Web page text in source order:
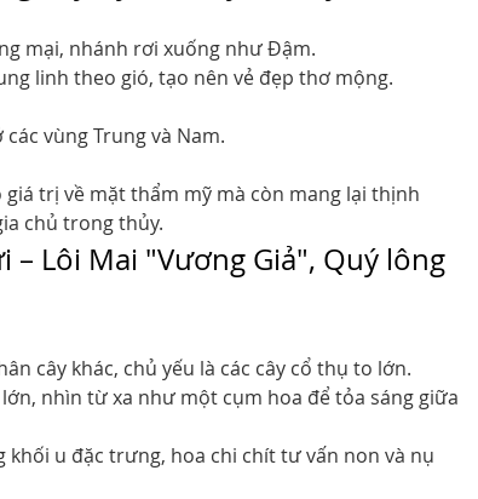
mại, nhánh rơi xuống như Đậm.
linh theo gió, tạo nên vẻ đẹp thơ mộng.
vùng Trung và Nam.
trị về mặt thẩm mỹ mà còn mang lại thịnh
chủ trong thủy.
– Lôi Mai "Vương Giả", Quý lông
cây khác, chủ yếu là các cây cổ thụ to lớn.
nhìn từ xa như một cụm hoa để tỏa sáng giữa
khối u đặc trưng, ​​hoa chi chít tư vấn non và nụ